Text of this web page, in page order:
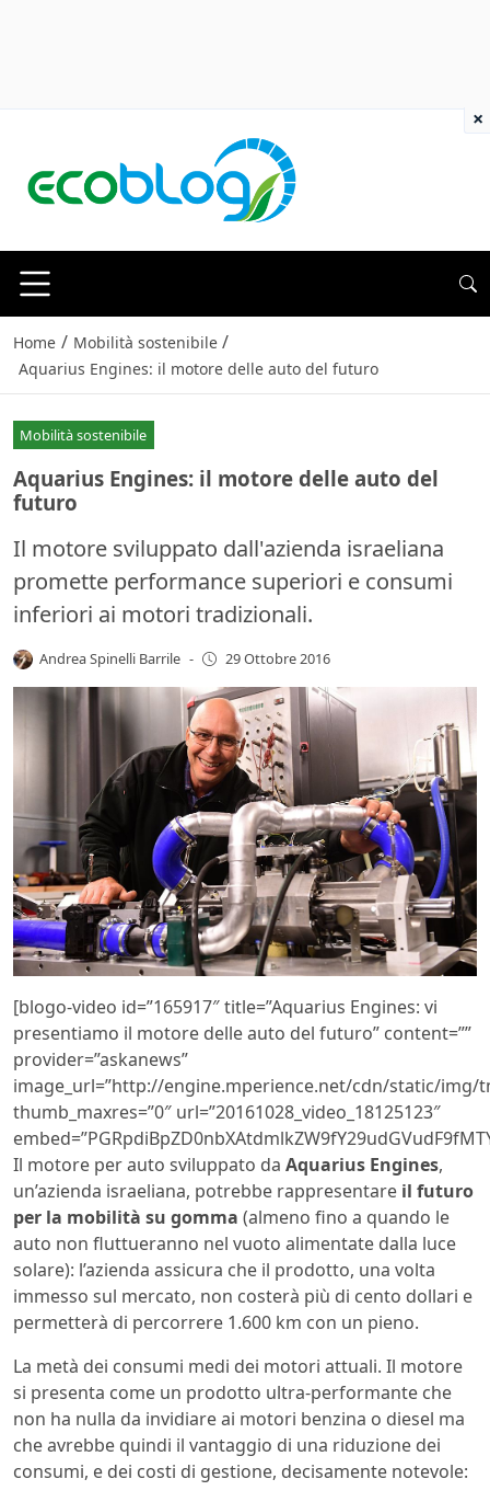
Home / Mobilità sostenibile /
Aquarius Engines: il motore delle auto del futuro
Mobilità sostenibile
Aquarius Engines: il motore delle auto del
futuro
Il motore sviluppato dall'azienda israeliana
promette performance superiori e consumi
inferiori ai motori tradizionali.
Andrea Spinelli Barrile - 29 Ottobre 2016
[blogo-video id=”165917″ title=”Aquarius Engines: vi
presentiamo il motore delle auto del futuro” content=””
provider=”askanews”
image_url=”http://engine.mperience.net/cdn/static/img/
thumb_maxres=”0″ url=”20161028_video_18125123″
Il motore per auto sviluppato da Aquarius Engines,
un’azienda israeliana, potrebbe rappresentare il futuro
per la mobilità su gomma (almeno fino a quando le
auto non fluttueranno nel vuoto alimentate dalla luce
solare): l’azienda assicura che il prodotto, una volta
immesso sul mercato, non costerà più di cento dollari e
permetterà di percorrere 1.600 km con un pieno.
La metà dei consumi medi dei motori attuali. Il motore
si presenta come un prodotto ultra-performante che
non ha nulla da invidiare ai motori benzina o diesel ma
che avrebbe quindi il vantaggio di una riduzione dei
consumi, e dei costi di gestione, decisamente notevole:
×